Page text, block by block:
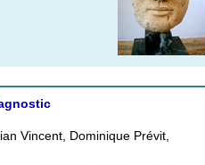
Vincent, Dominique Prévit,